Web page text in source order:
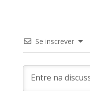
Se inscrever